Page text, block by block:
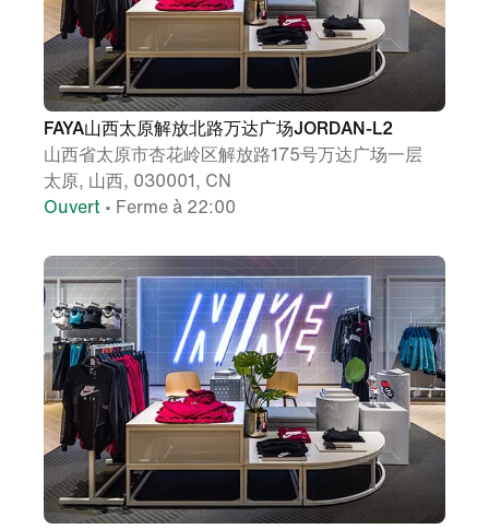
FAYA山西太原解放北路万达广场JORDAN-L2
山西省太原市杏花岭区解放路175号万达广场一层
太原, 山西, 030001, CN
Ouvert • Ferme à 22:00